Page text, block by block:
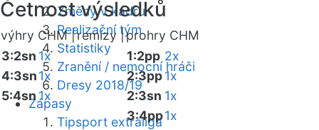
Změny v kádru
Realizační tým
Statistiky
Zranění / nemocní hráči
Dresy 2018/19
Zápasy
Tipsport extraliga
Četnost výsledků
výhry CHM |remízy |prohry CHM
3:2sn 1x
4:3sn1x
5:4sn 1x
1:2pp 2x
2:3pp1x
2:3sn 1x
3:4pp1x